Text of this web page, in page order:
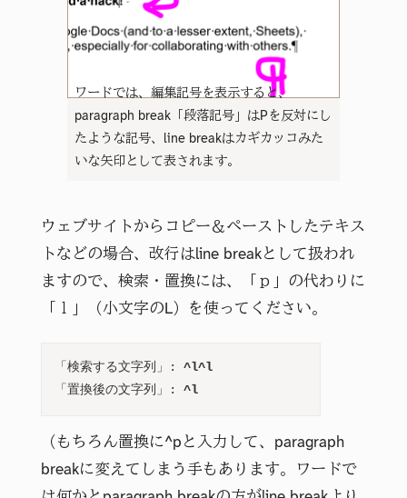
ワードでは、編集記号を表示すると、
paragraph break「段落記号」はPを反対にし
たような記号、line breakはカギカッコみた
いな矢印として表されます。
ウェブサイトからコピー＆ペーストしたテキス
トなどの場合、改行はline breakとして扱われ
ますので、検索・置換には、「ｐ」の代わりに
「ｌ」（小文字のL）を使ってください。
「検索する文字列」: ^l^l
「置換後の文字列」: ^l
（もちろん置換に^pと入力して、paragraph
breakに変えてしまう手もあります。ワードで